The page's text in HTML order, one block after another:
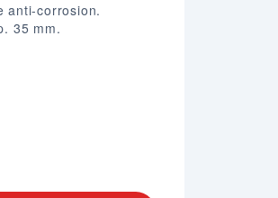
anti-corrosion.
35 mm.